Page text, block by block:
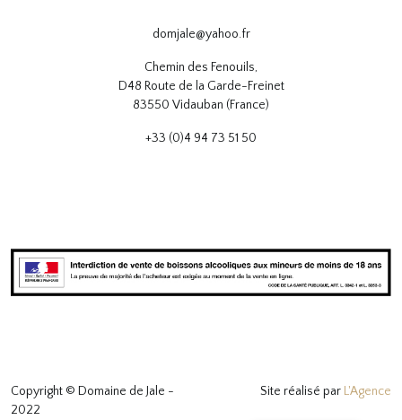
domjale@yahoo.fr
Chemin des Fenouils,
D48 Route de la Garde-Freinet
83550 Vidauban (France)
+33 (0)4 94 73 51 50
Copyright © Domaine de Jale -
2022
Site réalisé par L'Agence